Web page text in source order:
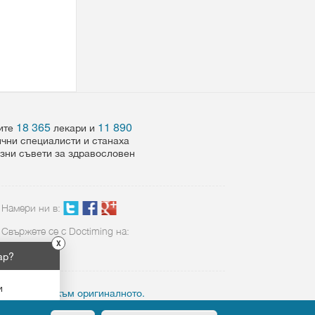
18 365 лекари и 11 890
специалисти и станаха
съвети за здравословен
Намери ни в:
Свържете се с Doctiming на:
02 423 8898
линк към оригиналното.
X